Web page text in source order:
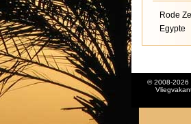
Rode
Egypte
© 2008-2026